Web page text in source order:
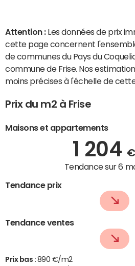
Attention : Les données de prix
cette page concernent
de communes du Pays du
commune de Frise. Nos
moins précises à l'échelle de
Prix du m2 à Frise
Maisons et appartements
1 204
Tendance sur 6
Tendance prix
Tendance ventes
Prix bas : 890 €/m2